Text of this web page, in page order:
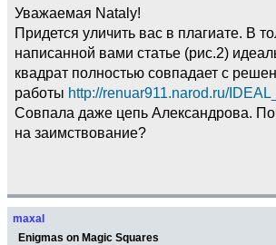
Уважаемая Nataly!
Придется уличить вас в плагиате. В
написанной вами статье (рис.2)
квадрат полностью совпадает с
работы http://renuar911.narod.ru/
Совпала даже цепь Александрова.
на заимствование?
maxal
Enigmas on Magic Squares